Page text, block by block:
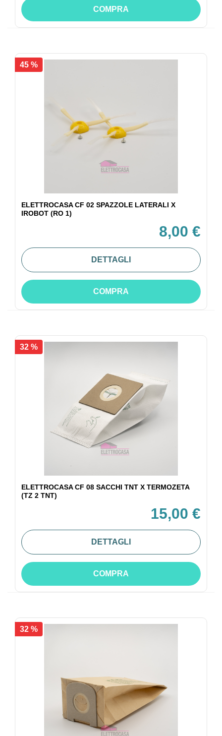
COMPRA
45 %
ELETTROCASA CF 02 SPAZZOLE LATERALI X
IROBOT (RO 1)
8,00 €
DETTAGLI
COMPRA
32 %
ELETTROCASA CF 08 SACCHI TNT X TERMOZETA
(TZ 2 TNT)
15,00 €
DETTAGLI
COMPRA
32 %